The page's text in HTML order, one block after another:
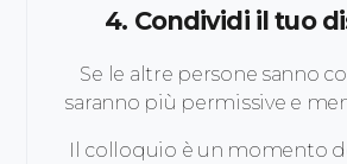
4. Condividi il tuo
Se le altre persone sanno
saranno più permissive e
Il colloquio è un momento